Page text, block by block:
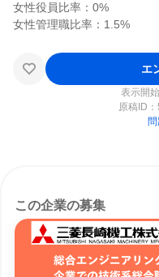
女性役員比率：0%
エ
表示開
原稿ID：
この企業の募集